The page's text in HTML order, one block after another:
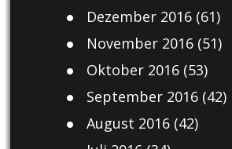
Dezember 2016(61)
November 2016(51)
Oktober 2016(53)
September 2016(42)
August 2016(42)